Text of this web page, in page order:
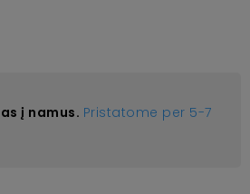
į namus. Pristatome per 5-7